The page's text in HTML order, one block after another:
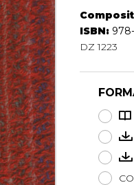
Hautbois
Luth
Piano
Tuba
Ukulélé
ISBN:
DZ 1223